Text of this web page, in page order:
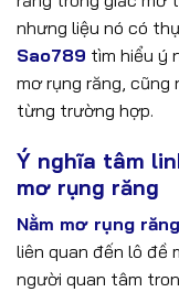
nhưng liệu nó có
Sao789 tìm hiểu ý
mơ rụng răng, cũng
từng trường hợp.
Ý nghĩa tâm
mơ rụng răng
Nằm mơ rụng
liên quan đến lô đề
người quan tâm